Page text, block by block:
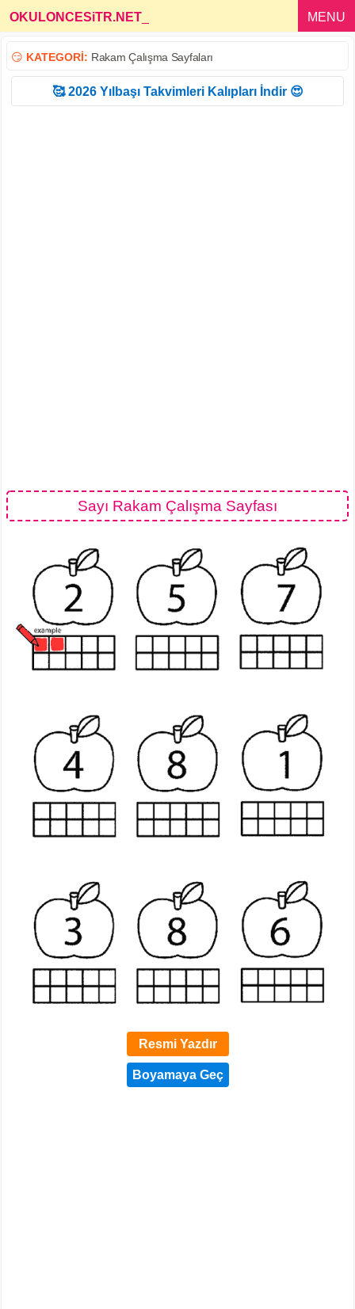
OKULONCESiTR.NET MENU
😏 KATEGORİ: Rakam Çalışma Sayfaları
🥰 2026 Yılbaşı Takvimleri Kalıpları İndir 😍
Sayı Rakam Çalışma Sayfası
Resmi Yazdır